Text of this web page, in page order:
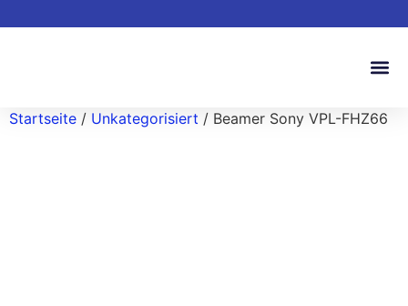
Startseite / Unkategorisiert / Beamer Sony VPL-FHZ66